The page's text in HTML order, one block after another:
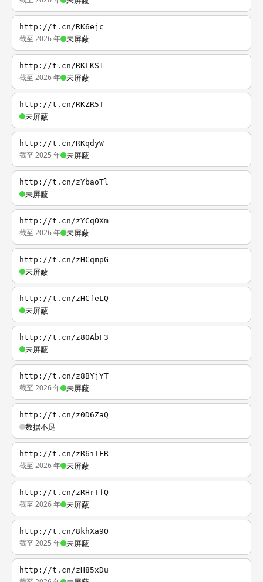
http://t.cn/RK6ejc
截至 2026 年 未屏蔽
http://t.cn/RKLKS1
截至 2026 年 未屏蔽
http://t.cn/RKZR5T
未屏蔽
http://t.cn/RKqdyW
截至 2025 年 未屏蔽
http://t.cn/zYbaoTl
未屏蔽
http://t.cn/zYCqOXm
截至 2026 年 未屏蔽
http://t.cn/zHCqmpG
未屏蔽
http://t.cn/zHCfeLQ
未屏蔽
http://t.cn/z80AbF3
未屏蔽
http://t.cn/z8BYjYT
截至 2026 年 未屏蔽
http://t.cn/z0D6ZaQ
数据不足
http://t.cn/zR6iIFR
截至 2026 年 未屏蔽
http://t.cn/zRHrTfQ
截至 2026 年 未屏蔽
http://t.cn/8khXa9O
截至 2025 年 未屏蔽
http://t.cn/zH85xDu